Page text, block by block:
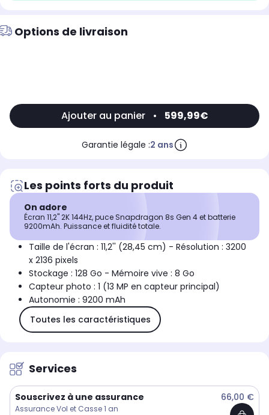
Options de livraison
Ajouter au panier • 599,99€
Garantie légale :2 ans
Les points forts du produit
On adore
Écran 11,2" 2K 144Hz, puce Snapdragon 8s Gen 4 et batterie
9200mAh. Puissance et fluidité totale.
Taille de l'écran : 11,2'' (28,45 cm) - Résolution : 3200
x 2136 pixels
Stockage : 128 Go - Mémoire vive : 8 Go
Capteur photo : 1 (13 MP en capteur principal)
Autonomie : 9200 mAh
Toutes les caractéristiques
Services
Souscrivez à une assurance 66,00 €
Assurance Vol et Casse 1 an